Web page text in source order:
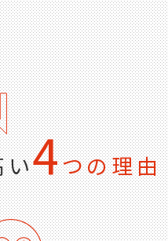
い4つの理由